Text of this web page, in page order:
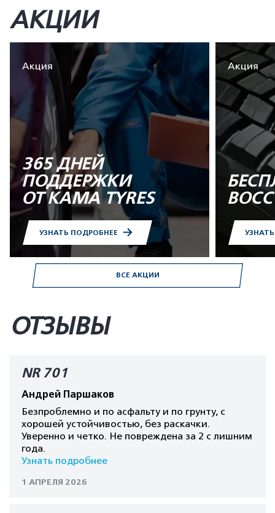
ВСЕ АКЦИИ
АКЦИИ
Акция
365 ДНЕЙ
ПОДДЕРЖКИ
ОТ KAMA TYRES
УЗНАТЬ ПОДРОБНЕЕ
Акция
ОТЗЫВЫ
NR 701
Андрей Паршаков
Безпроблемно и по асфальту и по грунту, с
хорошей устойчивостью, без раскачки.
Уверенно и четко. Не повреждена за 2 с лишним
года.
Узнать подробнее
1 АПРЕЛЯ 2026